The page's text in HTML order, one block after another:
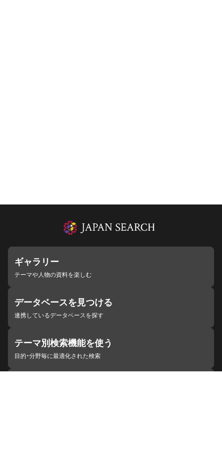
ギャラリー
テーマや人物の資料を楽しむ
データベースを見つける
連携しているデータベースを探す
テーマ別検索機能を使う
目的・分野毎に最適化された検索